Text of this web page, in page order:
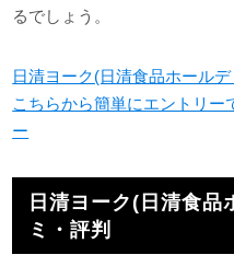
るでしょう。
日清ヨーク(日清食品ホール
こちらから簡単にエントリー
ー
日清ヨーク(日清食品
ミ・評判